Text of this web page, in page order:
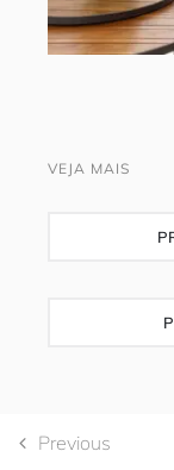
VEJA MAIS
Previous